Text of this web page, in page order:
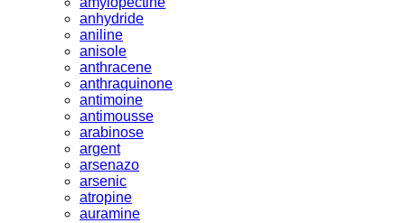
anhydride
aniline
anisole
anthracene
anthraquinone
antimoine
antimousse
arabinose
argent
arsenazo
arsenic
atropine
auramine